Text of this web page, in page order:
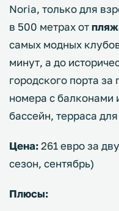
Noria, только для
в 500 метрах от
самых модных
минут, а до
городского порта
номера с балконами
бассейн, терраса
Цена:261 евро за
сезон, сентябрь)
Плюсы: